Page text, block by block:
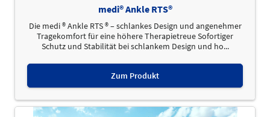
medi® Ankle RTS®
Die medi ® Ankle RTS ® – schlankes Design und angenehmer
Tragekomfort für eine höhere Therapietreue Sofortiger
Schutz und Stabilität bei schlankem Design und ho...
Zum Produkt